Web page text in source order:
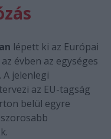
lépett ki az Európai
évben az egységes
A jelenlegi
az EU-tagság
belül egyre